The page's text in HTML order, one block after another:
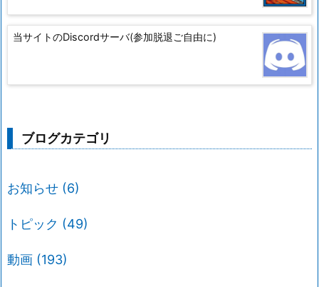
当サイトのDiscordサーバ(参加脱退ご自由に)
ブログカテゴリ
お知らせ (6)
トピック (49)
動画 (193)